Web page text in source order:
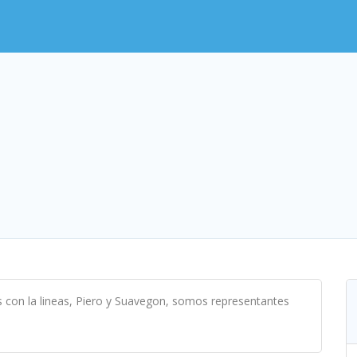
la lineas, Piero y Suavegon, somos representantes